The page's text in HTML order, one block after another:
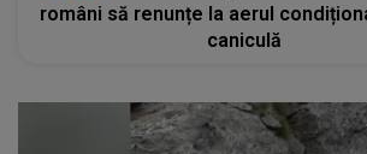
români să renunțe la aerul
caniculă